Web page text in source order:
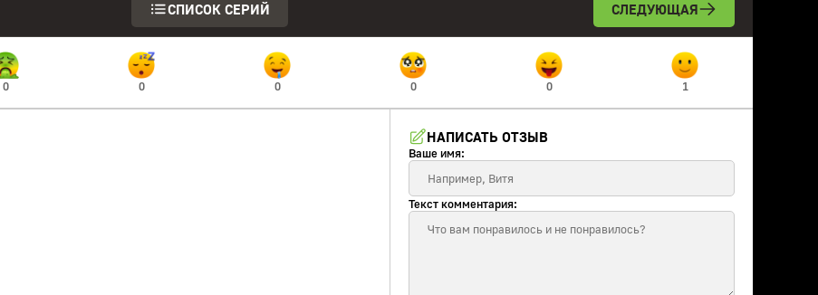
СПИСОК СЕРИЙ СЛЕДУЮЩАЯ
0 0 0 0 0 1
НАПИСАТЬ ОТЗЫВ
Ваше имя:
Текст комментария: